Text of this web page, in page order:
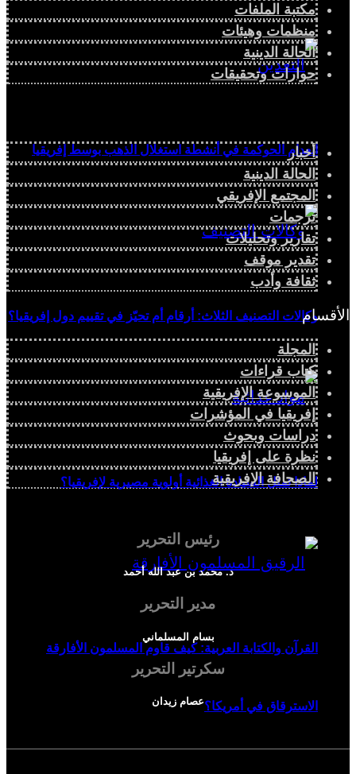
انعدام الحوكمة في أنشطة استغلال الذهب بوسط إفريقيا
وكالات التصنيف الثلاث: أرقام أم تحيّز في تقييم دول إفريقيا؟
لماذا تمثل السيادة الغذائية أولوية مصيرية لإفريقيا؟
القرآن والكتابة العربية: كيف قاوم المسلمون الأفارقة
الاسترقاق في أمريكا؟
مكتبة الملفات
منظمات وهيئات
الحالة الدينية
حوارات وتحقيقات
أخبار
الحالة الدينية
المجتمع الإفريقي
ترجمات
تقارير وتحليلات
تقدير موقف
ثقافة وأدب
الأقسام
المجلة
كتاب قراءات
الموسوعة الإفريقية
إفريقيا في المؤشرات
دراسات وبحوث
نظرة على إفريقيا
الصحافة الإفريقية
رئيس التحرير
د. محمد بن عبد الله أحمد
مدير التحرير
بسام المسلماني
سكرتير التحرير
عصام زيدان